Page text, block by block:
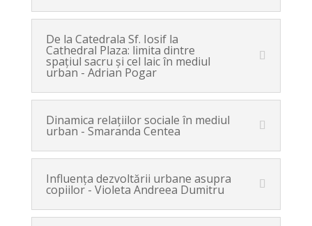
De la Catedrala Sf. Iosif la
Cathedral Plaza: limita dintre
spaţiul sacru şi cel laic în mediul
urban - Adrian Pogar
Dinamica relaţiilor sociale în mediul
urban - Smaranda Centea
Influenţa dezvoltării urbane asupra
copiilor - Violeta Andreea Dumitru